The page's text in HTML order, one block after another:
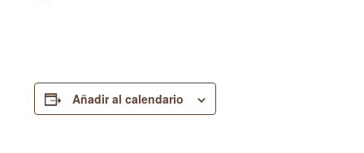
Añadir al calendario